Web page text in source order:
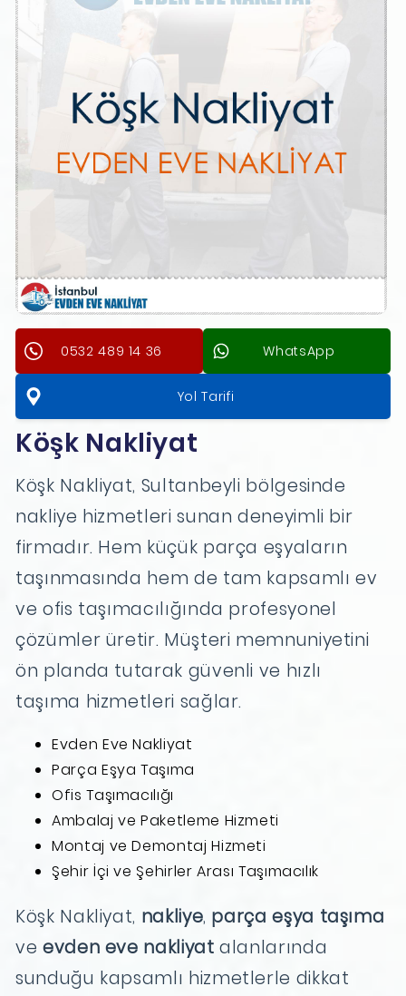
0532 489 14 36 WhatsApp
Yol Tarifi
Köşk Nakliyat
Köşk Nakliyat, Sultanbeyli bölgesinde
nakliye hizmetleri sunan deneyimli bir
firmadır. Hem küçük parça eşyaların
taşınmasında hem de tam kapsamlı ev
ve ofis taşımacılığında profesyonel
çözümler üretir. Müşteri memnuniyetini
ön planda tutarak güvenli ve hızlı
taşıma hizmetleri sağlar.
Evden Eve Nakliyat
Parça Eşya Taşıma
Ofis Taşımacılığı
Ambalaj ve Paketleme Hizmeti
Montaj ve Demontaj Hizmeti
Şehir İçi ve Şehirler Arası Taşımacılık
Köşk Nakliyat, nakliye, parça eşya taşıma
veevden eve nakliyat alanlarında
sunduğu kapsamlı hizmetlerle dikkat